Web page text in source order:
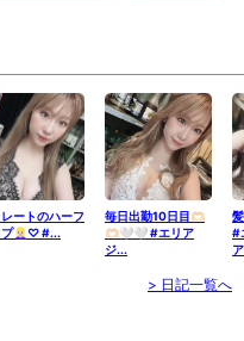
ートのハーフ
👱🏻‍♀️♡ #...
毎日出勤10日目🫶🏻
🫶🏻🤍🤍 #エリア
ジ...
#
> 日記一覧へ